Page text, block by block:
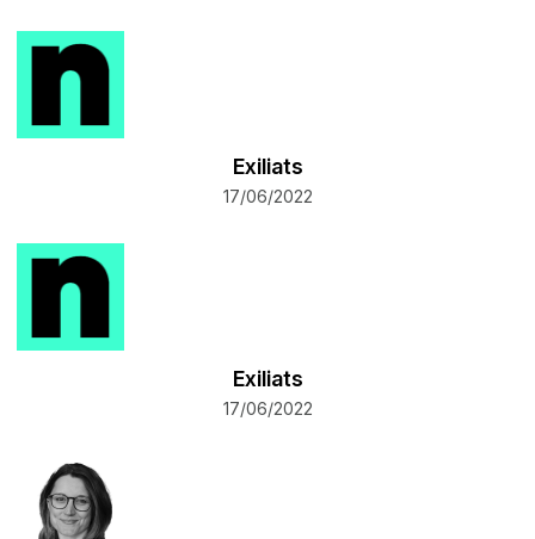
Exiliats
17/06/2022
Exiliats
17/06/2022